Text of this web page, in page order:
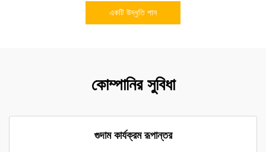
একটি উদ্ধৃতি পান
কোম্পানির সুবিধা
গুদাম কার্যক্রম রূপান্তর